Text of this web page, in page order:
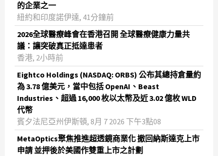
的企業之一
紐約和印度諾伊達, 41分鐘前
2026全球醫療峰會在香港召開 全球醫療健康力量共
議：讓突破真正抵達患者
香港, 2小時前
Eightco Holdings (NASDAQ: ORBS) 公布其總持倉量約
為 3.78 億美元，當中包括 OpenAI、Beast
Industries、超過 16,000 枚以太幣及近 3.02 億枚 WLD
代幣
賓夕法尼亞州伊斯頓, 8月 7 2026 下午3點08
MetaOptics聚焦推進超透鏡商業化 撤回納斯達克上市
申請 並押後於美國作雙重上市之計劃